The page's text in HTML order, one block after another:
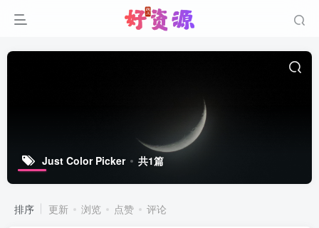
Just Color Picker 共1篇
排序 更新 浏览 点赞 评论